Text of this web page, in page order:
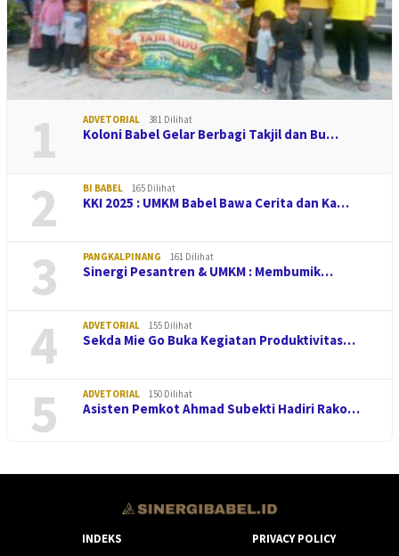
1 ADVETORIAL 381 Dilihat
Koloni Babel Gelar Berbagi Takjil dan Bu…
2 BI BABEL 165 Dilihat
KKI 2025 : UMKM Babel Bawa Cerita dan Ka…
3 PANGKALPINANG 161 Dilihat
Sinergi Pesantren & UMKM : Membumik…
4 ADVETORIAL 155 Dilihat
Sekda Mie Go Buka Kegiatan Produktivitas…
5 ADVETORIAL 150 Dilihat
Asisten Pemkot Ahmad Subekti Hadiri Rako…
INDEKS PRIVACY POLICY